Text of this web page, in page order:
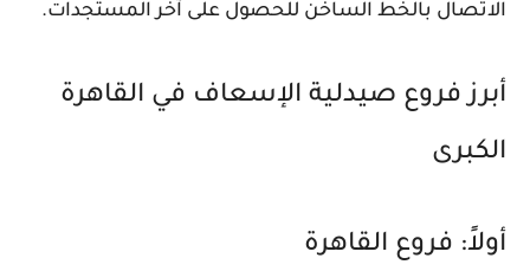
الاتصال بالخط الساخن للحصول على آخر المستجدات.
أبرز فروع صيدلية الإسعاف في القاهرة
الكبرى
أولاً: فروع القاهرة